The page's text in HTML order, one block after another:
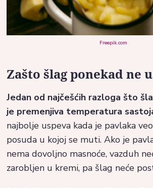
Freepik.com
Zašto šlag ponekad ne
Jedan od najčešćih razloga što
je premenjiva temperatura
najbolje uspeva kada je pavlaka
posuda u kojoj se muti. Ako je
nema dovoljno masnoće, vazduh
zarobljen u kremi, pa šlag neće